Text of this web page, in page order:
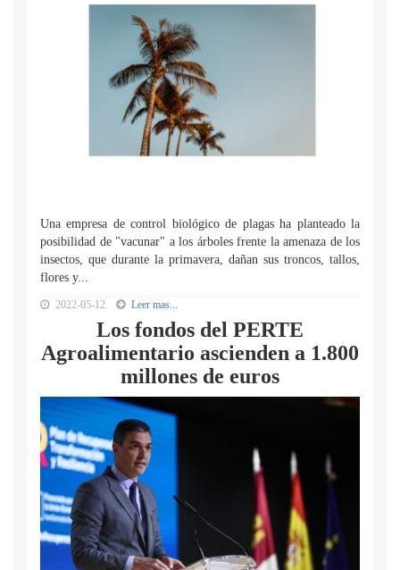
Una empresa de control biológico de plagas ha planteado la
posibilidad de "vacunar" a los árboles frente la amenaza de los
insectos, que durante la primavera, dañan sus troncos, tallos,
flores y...
2022-05-12 Leer mas...
Los fondos del PERTE
Agroalimentario ascienden a 1.800
millones de euros